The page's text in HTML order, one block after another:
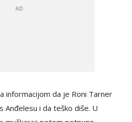
informacijom da je Roni Tarner
Anđelesu i da teško diše. U